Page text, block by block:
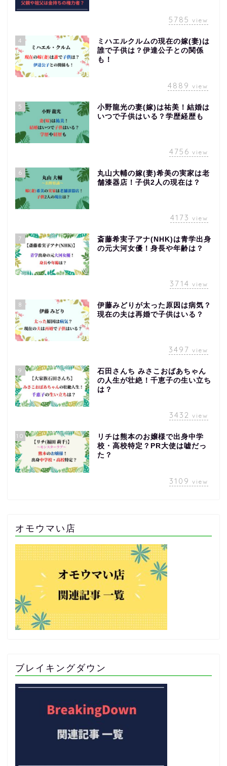
5785 view
4
ミハエルクルムの現在の嫁(妻)は
誰で子供は？伊達公子との関係
も！
4889 view
5
小野龍光の妻(嫁)は祐美！結婚は
いつで子供はいる？学歴経歴も
4756 view
6
丸山大輔の嫁(妻)希美の実家は老
舗漆器店！子供2人の現在は？
4173 view
7
斎藤希実子アナ(NHK)は青学出身
の元大河女優！身長や年齢は？
3714 view
8
伊藤みどりが太った原因は病気？
現在の夫は再婚で子供はいる？
3497 view
9
石田さんち みさこおばあちゃん
の人生が壮絶！千恵子の生い立ち
は？
3432 view
10
リチは熊本のお嬢様で出身中学
校・高校特定？PR大使は嘘だっ
た？
3109 view
オモウマい店
ブレイキングダウン